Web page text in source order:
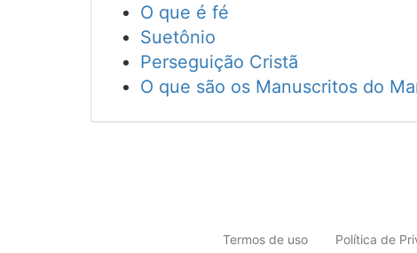
O que é fé
Suetônio
Perseguição Cristã
O que são os Manuscritos do
Termos de uso Política de